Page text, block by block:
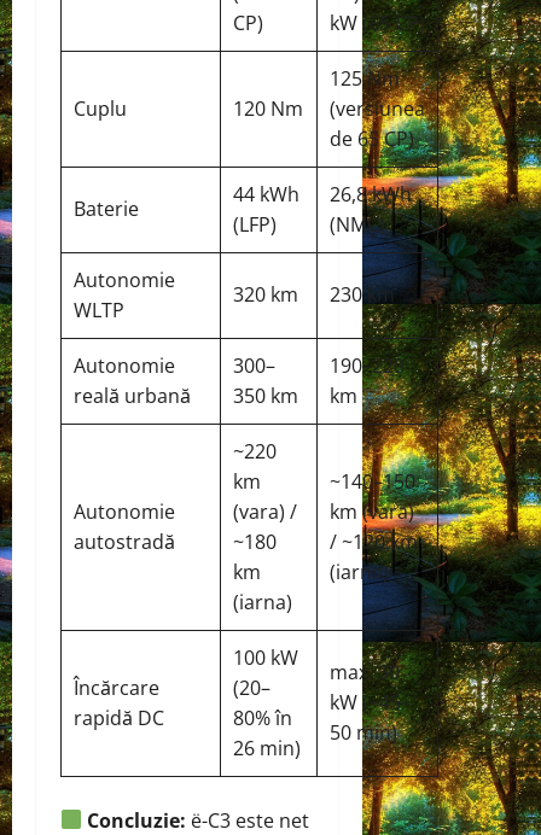
CP)
kW (65 CP)
Cuplu 120 Nm
125 Nm
(versiunea
de 65 CP)
Baterie
44 kWh
(LFP)
26,8 kWh
(NMC)
Autonomie
WLTP
320 km 230 km
Autonomie
reală urbană
300–
350 km
190–220
km
Autonomie
autostradă
~220
km
(vara) /
~180
km
(iarna)
~140–150
km (vara)
/ ~120 km
(iarna)
Încărcare
rapidă DC
100 kW
(20–
80% în
26 min)
max. 30
kW (~45–
50 min)
Concluzie: ë-C3 este net